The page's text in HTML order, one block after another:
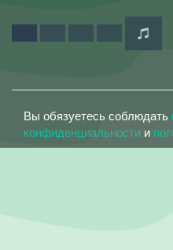
Вы обязуетесь соблюдать
конфиденциальности и